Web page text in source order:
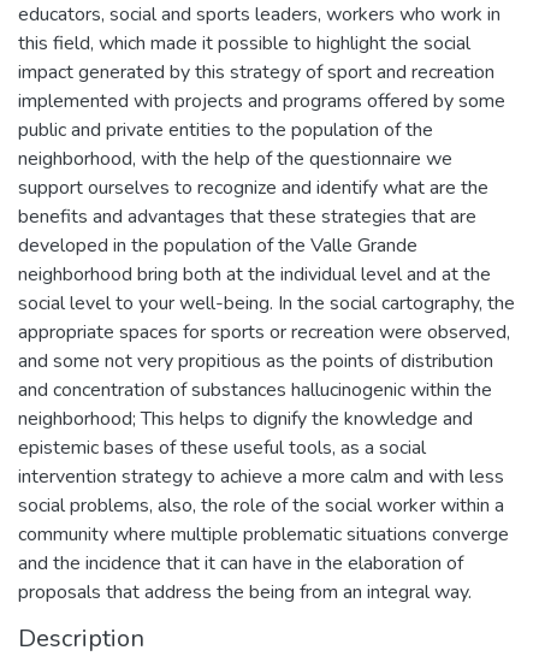
educators, social and sports leaders, workers who work in
this field, which made it possible to highlight the social
impact generated by this strategy of sport and recreation
implemented with projects and programs offered by some
public and private entities to the population of the
neighborhood, with the help of the questionnaire we
support ourselves to recognize and identify what are the
benefits and advantages that these strategies that are
developed in the population of the Valle Grande
neighborhood bring both at the individual level and at the
social level to your well-being. In the social cartography, the
appropriate spaces for sports or recreation were observed,
and some not very propitious as the points of distribution
and concentration of substances hallucinogenic within the
neighborhood; This helps to dignify the knowledge and
epistemic bases of these useful tools, as a social
intervention strategy to achieve a more calm and with less
social problems, also, the role of the social worker within a
community where multiple problematic situations converge
and the incidence that it can have in the elaboration of
proposals that address the being from an integral way.
Description